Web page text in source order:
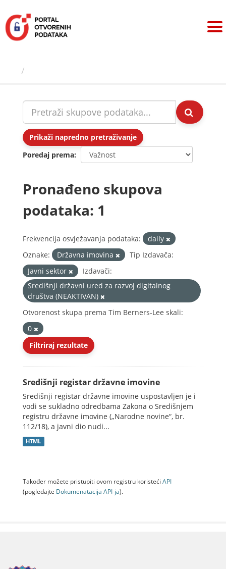
sadržaj
Prikaži napredno pretraživanje
Poredaj prema
Pronađeno skupova
podataka: 1
Frekvencija osvježavanja podataka:
daily
Oznake:
Državna imovina
Tip Izdavača:
Javni sektor
Izdavači:
Središnji državni ured za razvoj digitalnog
društva (NEAKTIVAN)
Otvorenost skupa prema Tim Berners-Lee skali:
0
Filtriraj rezultate
Središnji registar državne imovine
Središnji registar državne imovine uspostavljen je i
vodi se sukladno odredbama Zakona o Središnjem
registru državne imovine („Narodne novine“, br.
112/18), a javni dio nudi...
HTML
Također možete pristupiti ovom registru koristeći API
(pogledajte Dokumenаtаcijа API-jа).